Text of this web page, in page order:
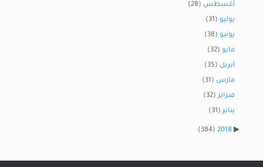
أغسطس (28)
يوليو (31)
يونيو (38)
مايو (32)
أبريل (35)
مارس (31)
فبراير (32)
يناير (31)
2018
(384)